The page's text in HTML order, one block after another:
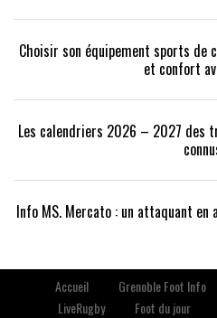
Choisir son équipement sports de
et confort
Les calendriers 2026 – 2027 des
Info MS. Mercato : un attaquant en
Accueil Grenoble Foot Info
LiveRugby
Foot du jour